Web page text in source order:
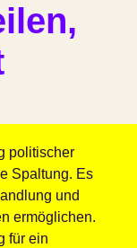
politischer
Spaltung. Es
und
ermöglichen.
für ein